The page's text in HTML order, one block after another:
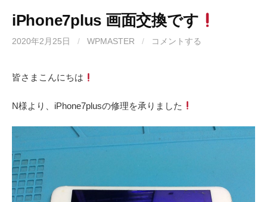
iPhone7plus 画面交換です
2020年2月25日 / WPMASTER / コメントする
皆さまこんにちは
N様より、iPhone7plusの修理を承りました